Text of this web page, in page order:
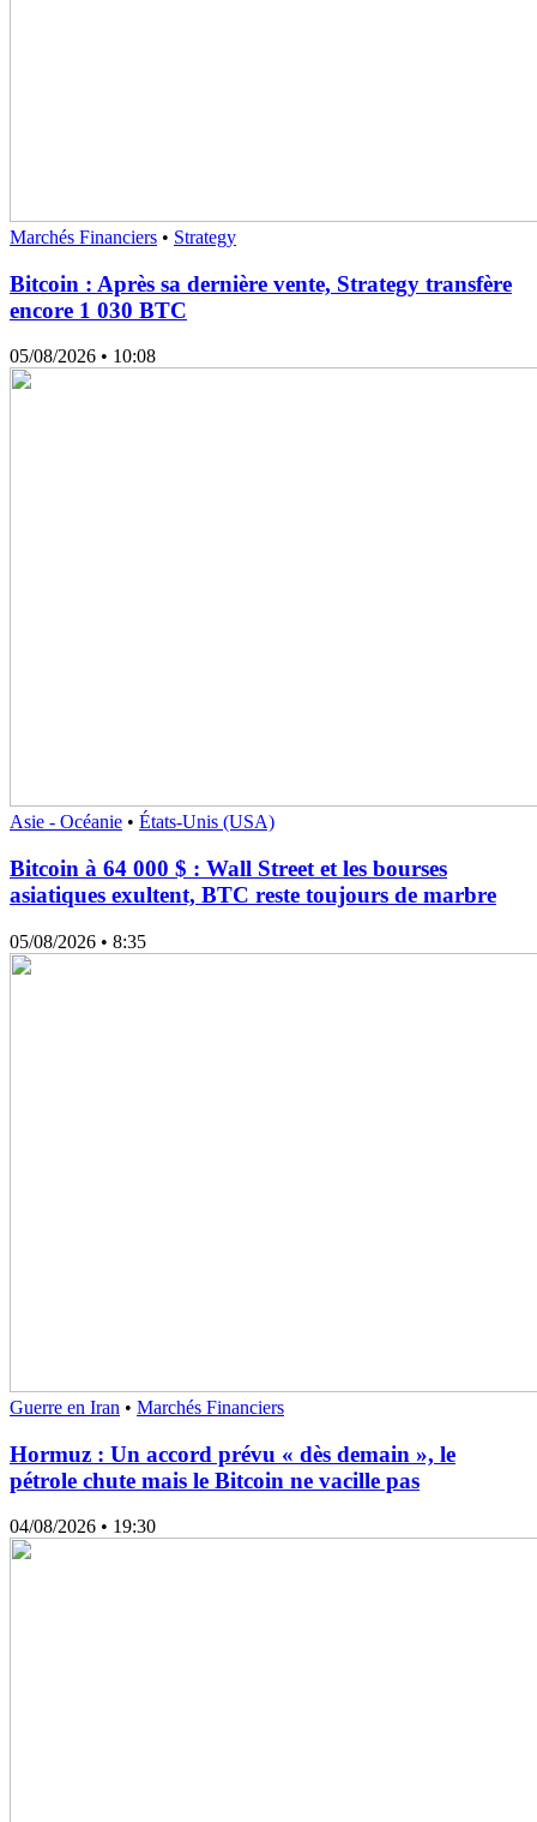
Marchés Financiers • Strategy
Bitcoin : Après sa dernière vente, Strategy transfère
encore 1 030 BTC
05/08/2026 • 10:08
Asie - Océanie • États-Unis (USA)
Bitcoin à 64 000 $ : Wall Street et les bourses
asiatiques exultent, BTC reste toujours de marbre
05/08/2026 • 8:35
Guerre en Iran • Marchés Financiers
Hormuz : Un accord prévu « dès demain », le
pétrole chute mais le Bitcoin ne vacille pas
04/08/2026 • 19:30